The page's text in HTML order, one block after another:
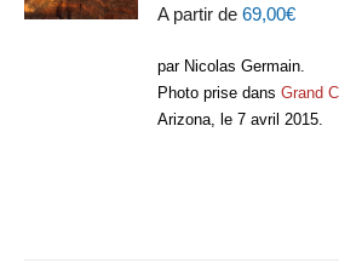
A partir de69,00€
par Nicolas Germain.
Photo prise dansGrand
Arizona, le 7 avril 2015.